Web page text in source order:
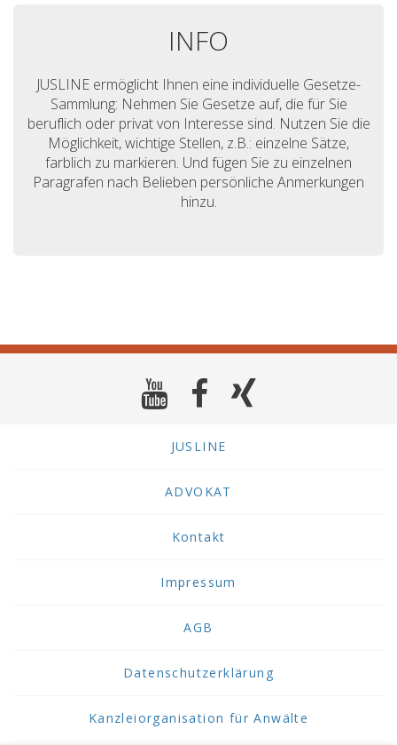
INFO
JUSLINE ermöglicht Ihnen eine individuelle Gesetze-
Sammlung: Nehmen Sie Gesetze auf, die für Sie
beruflich oder privat von Interesse sind. Nutzen Sie die
Möglichkeit, wichtige Stellen, z.B.: einzelne Sätze,
farblich zu markieren. Und fügen Sie zu einzelnen
Paragrafen nach Belieben persönliche Anmerkungen
hinzu.
JUSLINE
ADVOKAT
Kontakt
Impressum
AGB
Datenschutzerklärung
Kanzleiorganisation für Anwälte